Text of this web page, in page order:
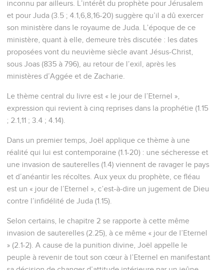
inconnu par ailleurs. L’intérêt du prophète pour Jérusalem
et pour Juda (3.5 ; 4.1,6,8,16-20) suggère qu’il a dû exercer
son ministère dans le royaume de Juda. L’époque de ce
ministère, quant à elle, demeure très discutée : les dates
proposées vont du neuvième siècle avant Jésus-Christ,
sous Joas (835 à 796), au retour de l’exil, après les
ministères d’Aggée et de Zacharie.
Le thème central du livre est « le jour de l’Eternel »,
expression qui revient à cinq reprises dans la prophétie (1.15
; 2.1,11 ; 3.4 ; 4.14).
Dans un premier temps, Joël applique ce thème à une
réalité qui lui est contemporaine (1.1-20) : une sécheresse et
une invasion de sauterelles (1.4) viennent de ravager le pays
et d’anéantir les récoltes. Aux yeux du prophète, ce fléau
est un « jour de l’Eternel », c’est-à-dire un jugement de Dieu
contre l’infidélité de Juda (1.15).
Selon certains, le chapitre 2 se rapporte à cette même
invasion de sauterelles (2.25), à ce même « jour de l’Eternel
» (2.1-2). A cause de la punition divine, Joël appelle le
peuple à revenir de tout son cœur à l’Eternel en manifestant